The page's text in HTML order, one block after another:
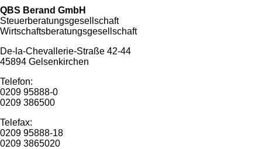
QBS Berand GmbH
Steuerberatungsgesellschaft
Wirtschaftsberatungsgesellschaft
De-la-Chevallerie-Straße 42-44
45894 Gelsenkirchen
Telefon:
0209 95888-0
0209 386500
Telefax:
0209 95888-18
0209 3865020